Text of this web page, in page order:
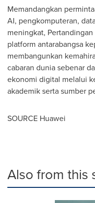
Memandangkan
AI, pengkomputeran,
meningkat,
platform antarabangsa
membangunkan
cabaran dunia sebenar
ekonomi digital melalui
akademik serta sumber
SOURCE Huawei
Also from this